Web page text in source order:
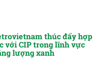
thúc đẩy hợp
với CIP trong lĩnh vực
lượng xanh